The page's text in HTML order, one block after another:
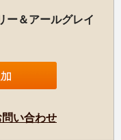
ー＆アールグレイ
い合わせ